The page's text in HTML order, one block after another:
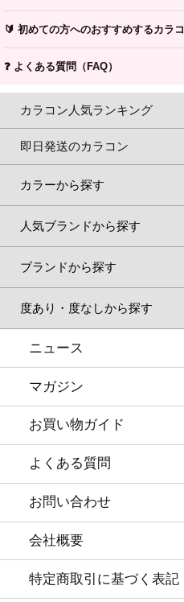
🔰 初めての方へのおすすめするカラ
❓ よくある質問（FAQ）
カラコン人気ランキング
即日発送のカラコン
カラーから探す
人気ブランドから探す
ブランドから探す
度あり・度なしから探す
ニュース
マガジン
お買い物ガイド
よくある質問
お問い合わせ
会社概要
特定商取引に基づく表記